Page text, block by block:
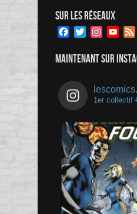
SUR LES RÉSEAUX
Facebook
Twitter
MAINTENANT SUR
1er collectif